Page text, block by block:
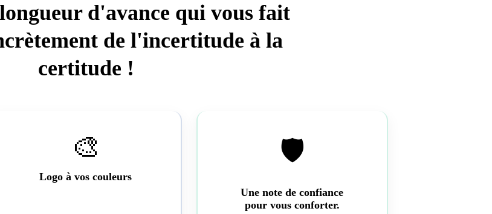
d'avance qui vous fait
de l'incertitude à la
certitude !
🎨
Logo à vos couleurs
🛡️
Une note de confiance
pour vous conforter.